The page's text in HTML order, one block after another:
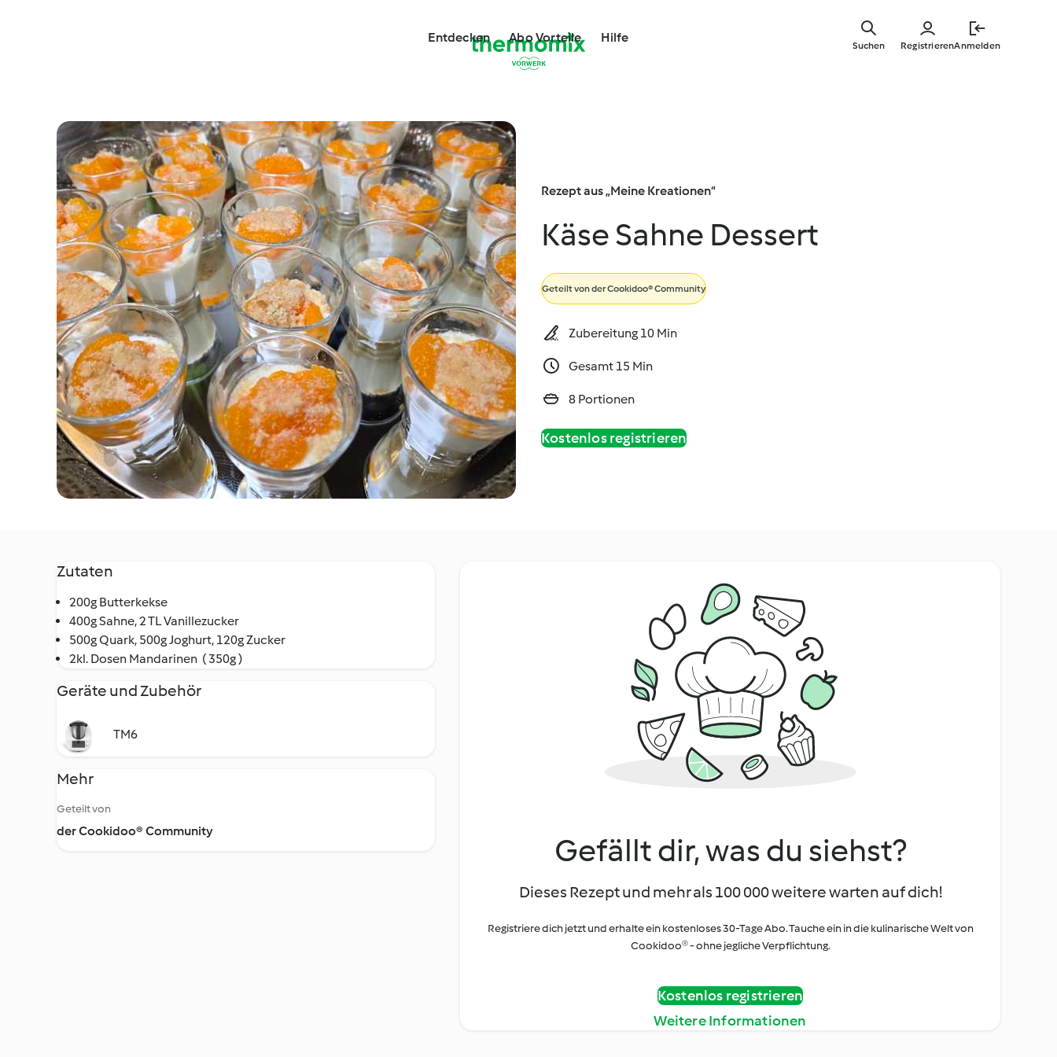
Entdecken Abo Vorteile Hilfe
RegistrierenAnmelden
Suchen
Rezept aus „Meine Kreationen“
Käse Sahne Dessert
Geteilt vonder Cookidoo® Community
Zubereitung 10 Min
Gesamt 15 Min
8 Portionen
Kostenlos registrieren
Zutaten
200g Butterkekse
400g Sahne, 2 TL Vanillezucker
500g Quark, 500g Joghurt, 120g Zucker
2kl. Dosen Mandarinen ( 350g )
Geräte und Zubehör
TM6
Mehr
Geteilt von
der Cookidoo® Community
Gefällt dir, was du siehst?
Dieses Rezept und mehr als 100 000 weitere warten auf dich!
Registriere dich jetzt und erhalte ein kostenloses 30-Tage Abo. Tauche ein in die kulinarische Welt von
Cookidoo® - ohne jegliche Verpflichtung.
Kostenlos registrieren
Weitere Informationen